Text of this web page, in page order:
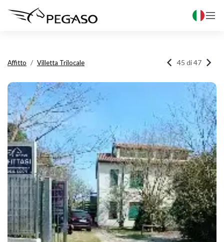

Affitto Villetta Trilocale  45 di 47 